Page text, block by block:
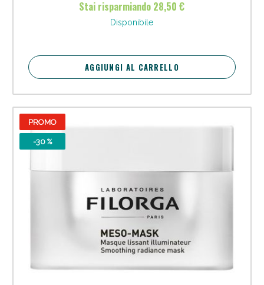
sua qualità.
Stai risparmiando 28,50 €
Disponibile
AGGIUNGI AL CARRELLO
PROMO
-30 %
oggi!
Scopri le offerte di Oggi